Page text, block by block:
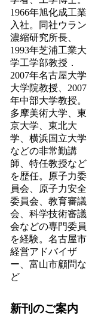
1966年旭化成工業
入社。同社ウラン
濃縮研究所長、
1993年芝浦工業大
学工学部教授．
2007年名古屋大学
大学院教授、2007
年中部大学教授。
多摩美術大学、東
京大学、東北大
学、横浜国立大学
などの非常勤講
師、特任教授など
を歴任。原子力委
員会、原子力安全
委員会、教育審議
会、科学技術審議
会などの専門委員
を経験。名古屋市
経営アドバイザ
ー、富山市顧問な
ど
新刊のご案内